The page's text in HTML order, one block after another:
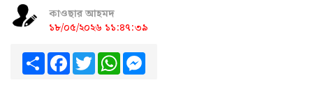
কাওছার আহমদ
১৮/০৫/২০২৬ ১১:৪৭:৩৯
ShareFacebook
TwitterWhatsApp